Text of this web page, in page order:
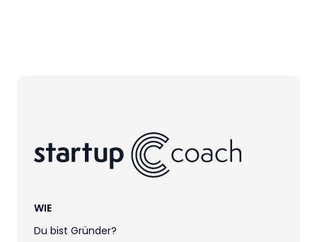
WIE
Du bist Gründer?